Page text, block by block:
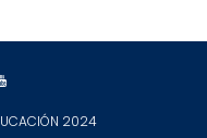
2024